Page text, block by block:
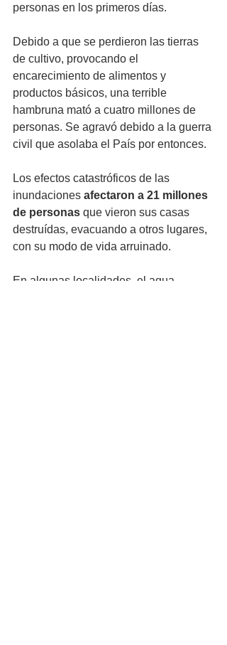
personas en los primeros días.
Debido a que se perdieron las tierras
de cultivo, provocando el
encarecimiento de alimentos y
productos básicos, una terrible
hambruna mató a cuatro millones de
personas. Se agravó debido a la guerra
civil que asolaba el País por entonces.
Los efectos catastróficos de las
inundaciones afectaron a 21 millones
de personas que vieron sus casas
destruídas, evacuando a otros lugares,
con su modo de vida arruinado.
En algunas localidades, el agua